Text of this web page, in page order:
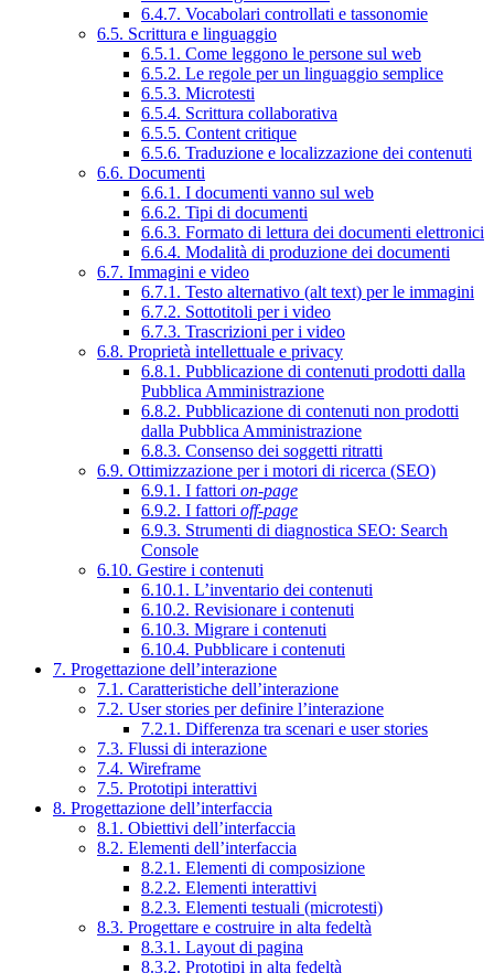
6.4.7. Vocabolari controllati e tassonomie
6.5. Scrittura e linguaggio
6.5.1. Come leggono le persone sul web
6.5.2. Le regole per un linguaggio semplice
6.5.3. Microtesti
6.5.4. Scrittura collaborativa
6.5.5. Content critique
6.5.6. Traduzione e localizzazione dei contenuti
6.6. Documenti
6.6.1. I documenti vanno sul web
6.6.2. Tipi di documenti
6.6.3. Formato di lettura dei documenti elettronici
6.6.4. Modalità di produzione dei documenti
6.7. Immagini e video
6.7.1. Testo alternativo (alt text) per le immagini
6.7.2. Sottotitoli per i video
6.7.3. Trascrizioni per i video
6.8. Proprietà intellettuale e privacy
6.8.1. Pubblicazione di contenuti prodotti dalla
Pubblica Amministrazione
6.8.2. Pubblicazione di contenuti non prodotti
dalla Pubblica Amministrazione
6.8.3. Consenso dei soggetti ritratti
6.9. Ottimizzazione per i motori di ricerca (SEO)
6.9.1. I fattori on-page
6.9.2. I fattori off-page
6.9.3. Strumenti di diagnostica SEO: Search
Console
6.10. Gestire i contenuti
6.10.1. L’inventario dei contenuti
6.10.2. Revisionare i contenuti
6.10.3. Migrare i contenuti
6.10.4. Pubblicare i contenuti
7. Progettazione dell’interazione
7.1. Caratteristiche dell’interazione
7.2. User stories per definire l’interazione
7.2.1. Differenza tra scenari e user stories
7.3. Flussi di interazione
7.4. Wireframe
7.5. Prototipi interattivi
8. Progettazione dell’interfaccia
8.1. Obiettivi dell’interfaccia
8.2. Elementi dell’interfaccia
8.2.1. Elementi di composizione
8.2.2. Elementi interattivi
8.2.3. Elementi testuali (microtesti)
8.3. Progettare e costruire in alta fedeltà
8.3.1. Layout di pagina
8.3.2. Prototipi in alta fedeltà